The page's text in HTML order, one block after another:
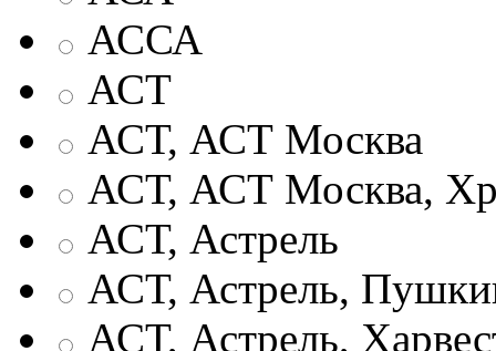
АССА
АСТ
АСТ, АСТ Москва
АСТ, АСТ Москва,
АСТ, Астрель
АСТ, Астрель,
АСТ, Астрель,